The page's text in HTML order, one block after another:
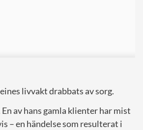
livvakt drabbats av sorg.
En av hans gamla klienter har mist
– en händelse som resulterat i